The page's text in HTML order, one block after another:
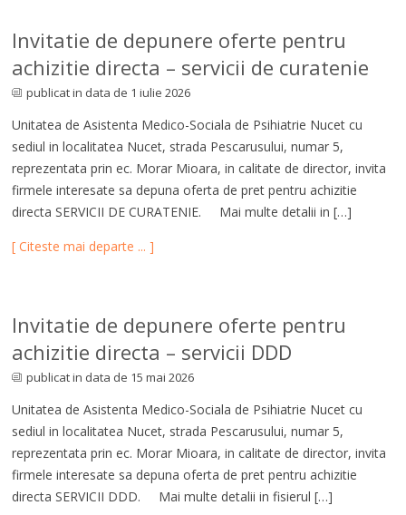
Invitatie de depunere oferte pentru
achizitie directa – servicii de curatenie
publicat in data de 1 iulie 2026
Unitatea de Asistenta Medico-Sociala de Psihiatrie Nucet cu
sediul in localitatea Nucet, strada Pescarusului, numar 5,
reprezentata prin ec. Morar Mioara, in calitate de director, invita
firmele interesate sa depuna oferta de pret pentru achizitie
directa SERVICII DE CURATENIE. Mai multe detalii in […]
[ Citeste mai departe ... ]
Invitatie de depunere oferte pentru
achizitie directa – servicii DDD
publicat in data de 15 mai 2026
Unitatea de Asistenta Medico-Sociala de Psihiatrie Nucet cu
sediul in localitatea Nucet, strada Pescarusului, numar 5,
reprezentata prin ec. Morar Mioara, in calitate de director, invita
firmele interesate sa depuna oferta de pret pentru achizitie
directa SERVICII DDD. Mai multe detalii in fisierul […]